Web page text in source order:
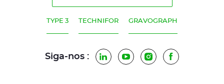
TYPE 3 TECHNIFOR GRAVOGRAPH
Siga-nos : LinkedInYouTubeInstagramFacebook